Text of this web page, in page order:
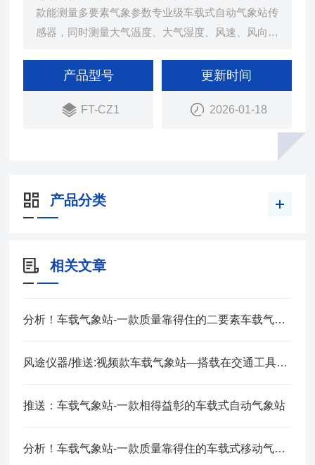
款能测量多要素气象参数专业级车载式自动气象站传
感器，同时测量大气温度、大气湿度、风速、风向、
产品型号
FT-CZ1
更新时间
2026-01-18
产品分类
相关文章
分析！车载气象站-一款质量靠得住的二要素车载气象站
风途仪器/推送:视频款车载气象站—搭载在交通工具上的移动式气象监测设备
推送：车载气象站-一款相得益彰的车载式自动气象站
分析！车载气象站-一款质量靠得住的车载式移动气象站